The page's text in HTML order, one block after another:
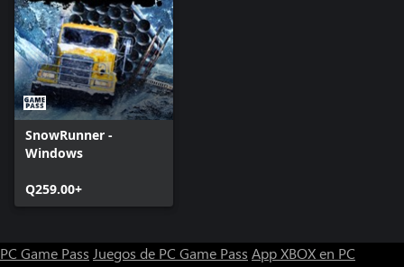
SnowRunner -
Windows
Q259.00+
PC Game Pass Juegos de PC Game Pass App XBOX en PC